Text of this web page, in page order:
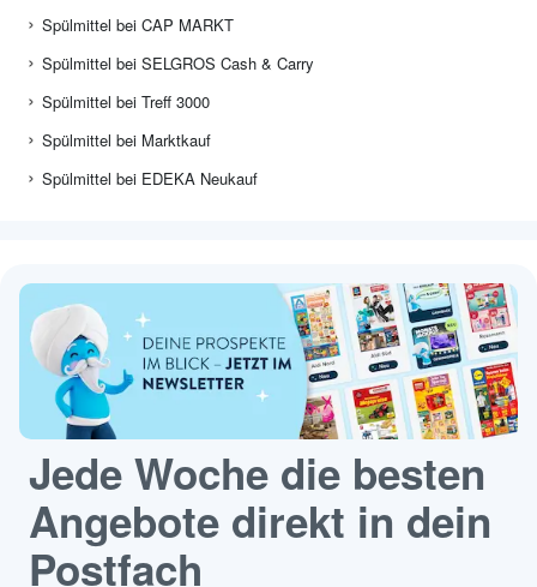
Spülmittel bei CAP MARKT
Spülmittel bei SELGROS Cash & Carry
Spülmittel bei Treff 3000
Spülmittel bei Marktkauf
Spülmittel bei EDEKA Neukauf
Jede Woche die besten
Angebote direkt in dein
Postfach